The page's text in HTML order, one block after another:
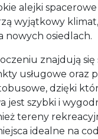
alejki spacerowe
wyjątkowy
nowych osiedlach.
znajdują się
usługowe oraz
dzięki
jest szybki i
tereny
idealne na